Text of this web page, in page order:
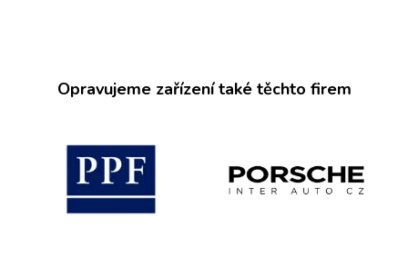
Opravujeme zařízení také těchto firem